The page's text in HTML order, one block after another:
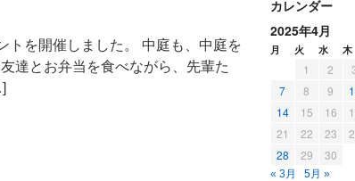
トを開催しました。 中庭も、中庭を
達とお弁当を食べながら、先輩た
カレンダー
2025年4月
月 火 水 木
1 2
7
8 9
14
15 16
21
22 23
28
29 30
« 3月 5月 »